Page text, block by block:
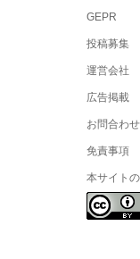
GEPR
投稿募集
運営会社
広告掲載
お問合わせ
免責事項
本サイト